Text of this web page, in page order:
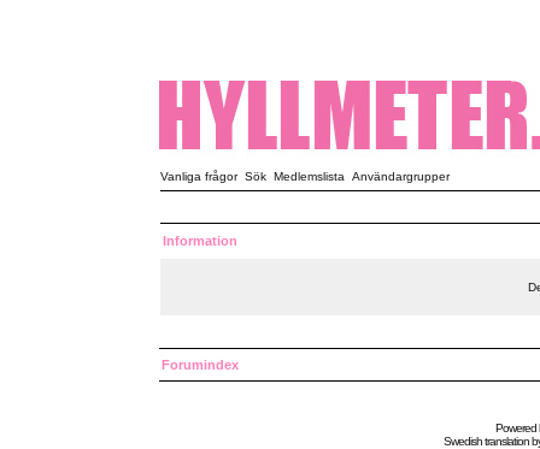
Vanliga frågor Sök Medlemslista Användargrupper
Information
Forumindex
Powered
Swedishtranslation